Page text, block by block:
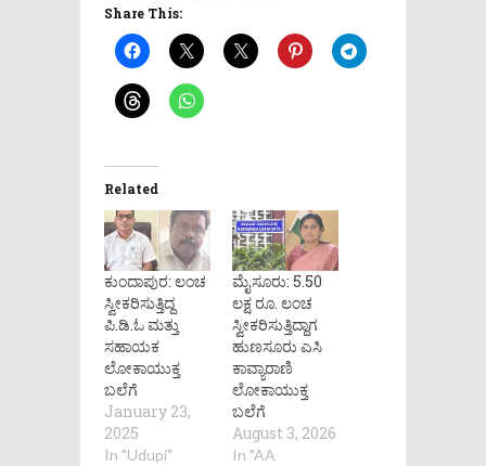
Share This:
Related
ಕುಂದಾಪುರ: ಲಂಚ
ಸ್ವೀಕರಿಸುತ್ತಿದ್ದ
ಪಿ‌.ಡಿ.ಓ ಮತ್ತು
ಸಹಾಯಕ
ಲೋಕಾಯುಕ್ತ
ಬಲೆಗೆ
January 23,
2025
In "Udupi"
ಮೈಸೂರು: 5.50
ಲಕ್ಷ ರೂ. ಲಂಚ
ಸ್ವೀಕರಿಸುತ್ತಿದ್ದಾಗ
ಹುಣಸೂರು ಎಸಿ
ಕಾವ್ಯಾರಾಣಿ
ಲೋಕಾಯುಕ್ತ
ಬಲೆಗೆ
August 3, 2026
In "AA